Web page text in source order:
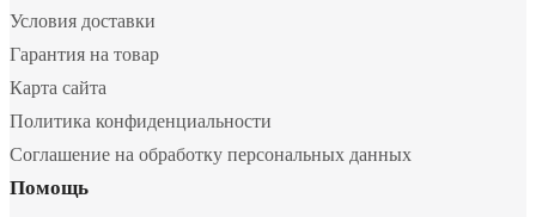
Условия доставки
Гарантия на товар
Карта сайта
Политика конфиденциальности
Соглашение на обработку персональных данных
Помощь